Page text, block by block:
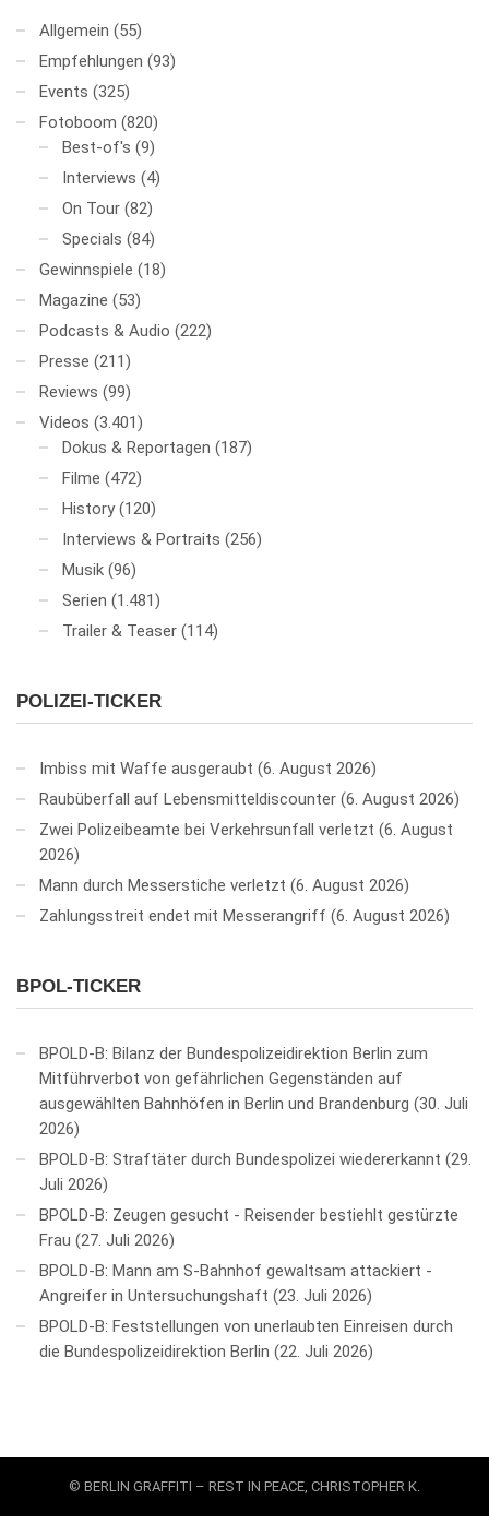
Allgemein (55)
Empfehlungen (93)
Events (325)
Fotoboom (820)
Best-of's (9)
Interviews (4)
On Tour (82)
Specials (84)
Gewinnspiele (18)
Magazine (53)
Podcasts & Audio (222)
Presse (211)
Reviews (99)
Videos (3.401)
Dokus & Reportagen (187)
Filme (472)
History (120)
Interviews & Portraits (256)
Musik (96)
Serien (1.481)
Trailer & Teaser (114)
POLIZEI-TICKER
Imbiss mit Waffe ausgeraubt 6. August 2026
Raubüberfall auf Lebensmitteldiscounter 6. August 2026
Zwei Polizeibeamte bei Verkehrsunfall verletzt 6. August
2026
Mann durch Messerstiche verletzt 6. August 2026
Zahlungsstreit endet mit Messerangriff 6. August 2026
BPOL-TICKER
BPOLD-B: Bilanz der Bundespolizeidirektion Berlin zum
Mitführverbot von gefährlichen Gegenständen auf
ausgewählten Bahnhöfen in Berlin und Brandenburg 30. Juli
2026
BPOLD-B: Straftäter durch Bundespolizei wiedererkannt
29.
Juli 2026
BPOLD-B: Zeugen gesucht - Reisender bestiehlt gestürzte
Frau
27. Juli 2026
BPOLD-B: Mann am S-Bahnhof gewaltsam attackiert -
Angreifer in Untersuchungshaft
23. Juli 2026
BPOLD-B: Feststellungen von unerlaubten Einreisen durch
die Bundespolizeidirektion Berlin
22. Juli 2026
© BERLIN GRAFFITI – REST IN PEACE, CHRISTOPHER K.